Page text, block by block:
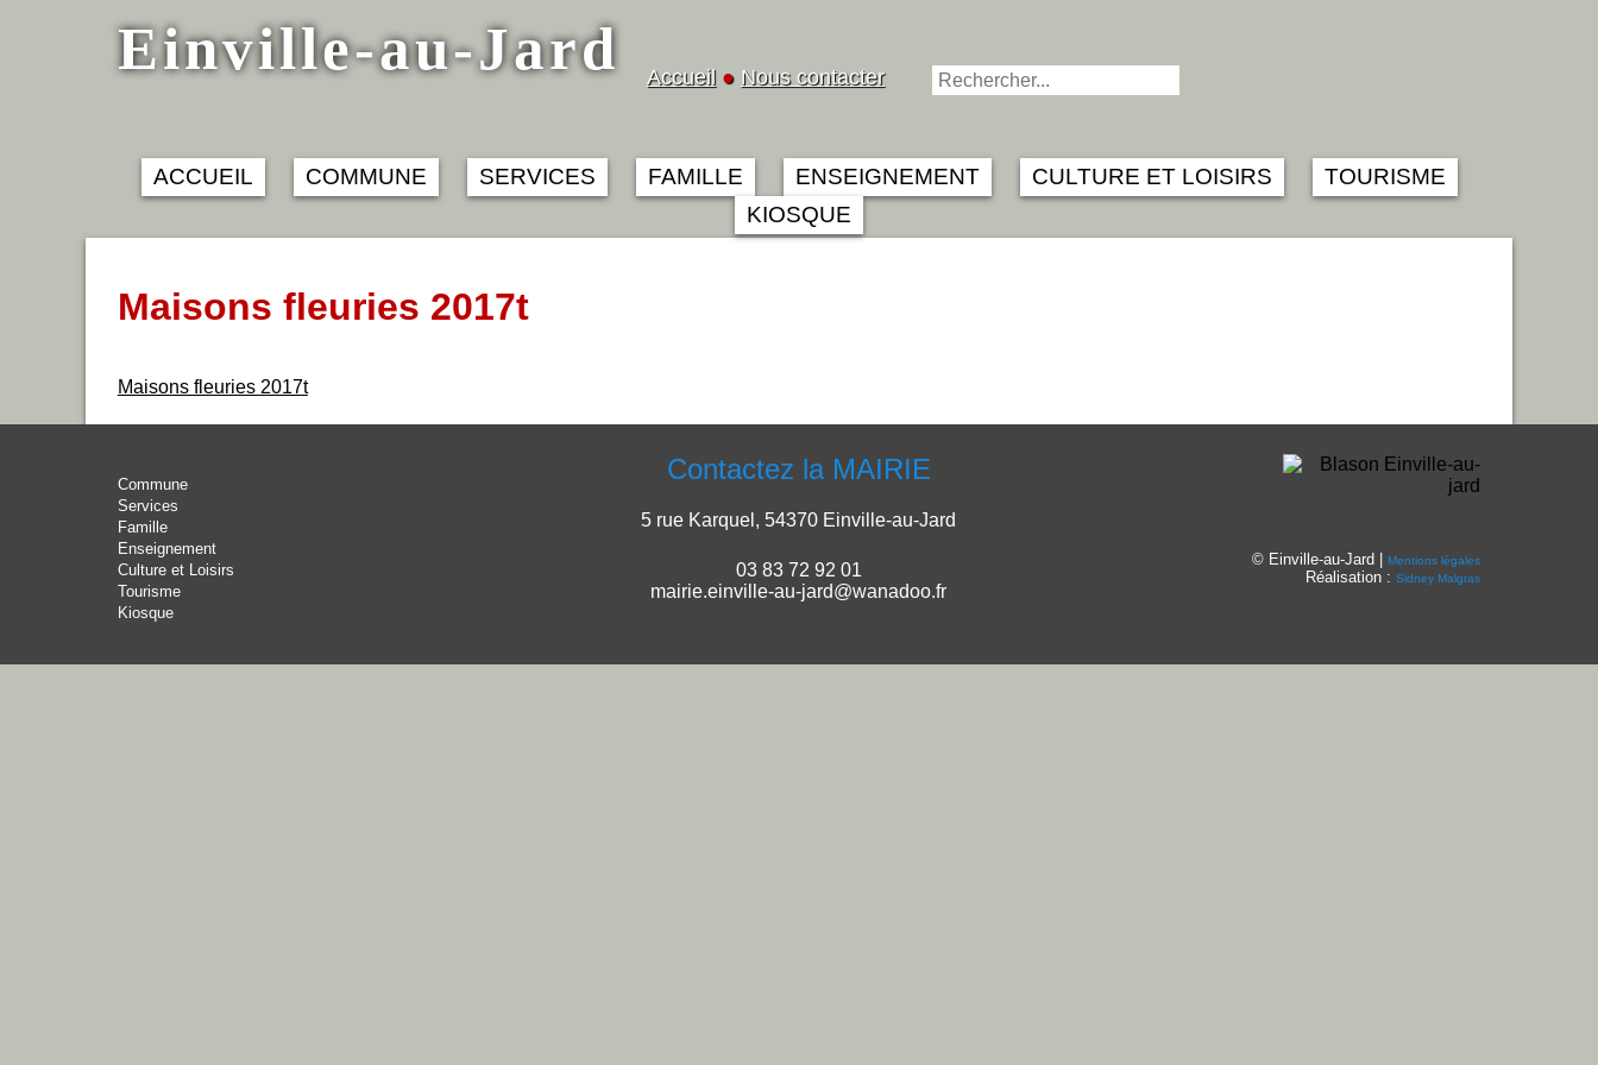
Einville-au-Jard Accueil ● Nous contacter
ACCUEIL COMMUNE SERVICES FAMILLE ENSEIGNEMENT CULTURE ET LOISIRS
TOURISME
KIOSQUE
Maisons fleuries 2017t
Maisons fleuries 2017t
Commune
Services
Famille
Enseignement
Culture et Loisirs
Tourisme
Kiosque
Contactez la MAIRIE
5 rue Karquel, 54370 Einville-au-Jard
03 83 72 92 01
mairie.einville-au-jard@wanadoo.fr
© Einville-au-Jard |Mentions légales
Réalisation :Sidney Malgras